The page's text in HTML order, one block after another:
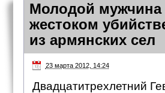
Молодой мужчина
жестоком
из армянских сел
23 марта 2012, 14:24
Двадцатитрехлетний